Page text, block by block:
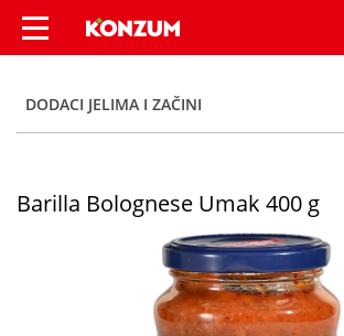
Barilla Bolognese Umak 400
DODACI JELIMA I ZAČINI
Barilla Bolognese Umak 400 g